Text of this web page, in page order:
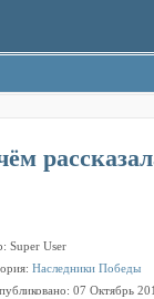
Super User
Наследники Победы
07 Октябрь